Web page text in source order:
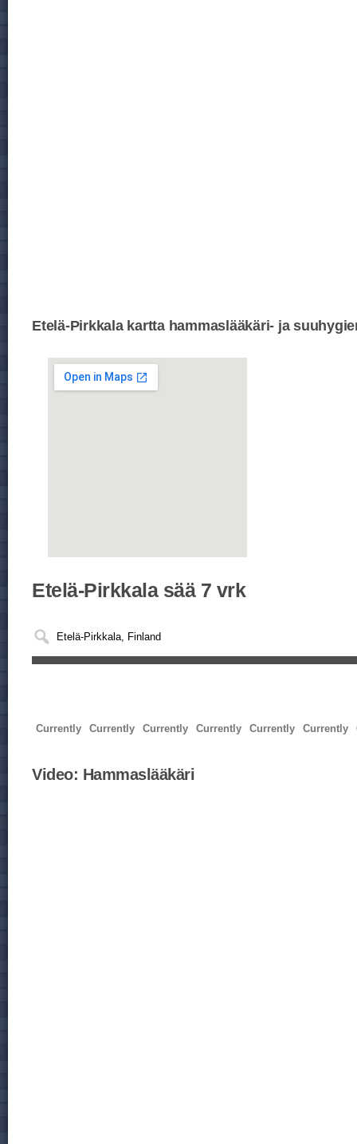
Etelä-Pirkkala kartta hammaslääkäri- ja
Etelä-Pirkkala sää 7 vrk
Currently Currently Currently Currently Currently Currently
Video: Hammaslääkäri